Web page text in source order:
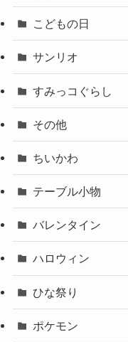
こどもの日
サンリオ
すみっコぐらし
その他
ちいかわ
テーブル小物
バレンタイン
ハロウィン
ひな祭り
ポケモン